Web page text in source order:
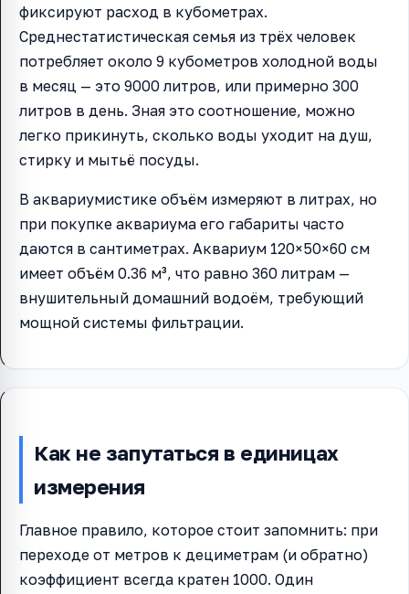
фиксируют расход в кубометрах.
Среднестатистическая семья из трёх человек
потребляет около 9 кубометров холодной воды
в месяц — это 9000 литров, или примерно 300
литров в день. Зная это соотношение, можно
легко прикинуть, сколько воды уходит на душ,
стирку и мытьё посуды.
В аквариумистике объём измеряют в литрах, но
при покупке аквариума его габариты часто
даются в сантиметрах. Аквариум 120×50×60 см
имеет объём 0.36 м³, что равно 360 литрам —
внушительный домашний водоём, требующий
мощной системы фильтрации.
Как не запутаться в единицах
измерения
Главное правило, которое стоит запомнить: при
переходе от метров к дециметрам (и обратно)
коэффициент всегда кратен 1000. Один